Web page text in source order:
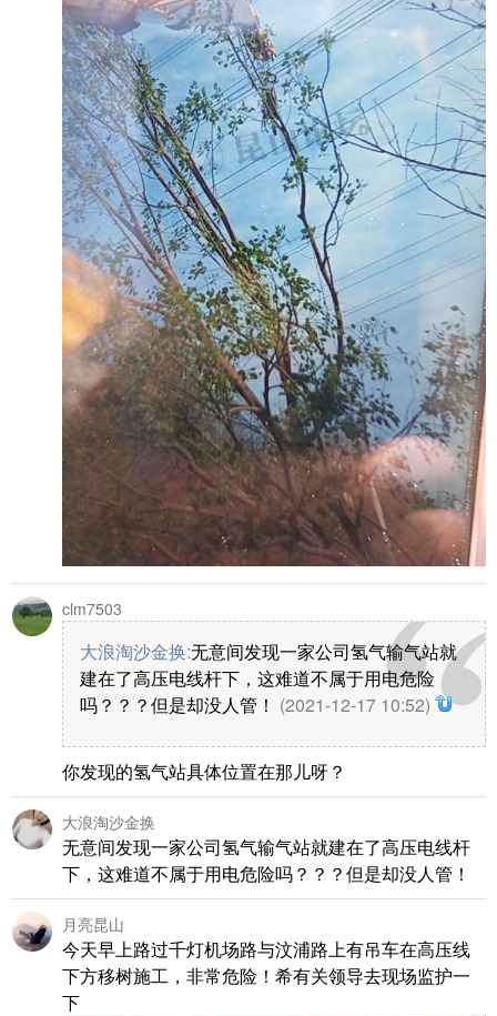
clm7503
大浪淘沙金换:无意间发现一家公司氢气输气站就
建在了高压电线杆下，这难道不属于用电危险
吗？？？但是却没人管！ (2021-12-17 10:52)
你发现的氢气站具体位置在那儿呀？
大浪淘沙金换
无意间发现一家公司氢气输气站就建在了高压电线杆
下，这难道不属于用电危险吗？？？但是却没人管！
月亮昆山
今天早上路过千灯机场路与汶浦路上有吊车在高压线
下方移树施工，非常危险！希有关领导去现场监护一
下